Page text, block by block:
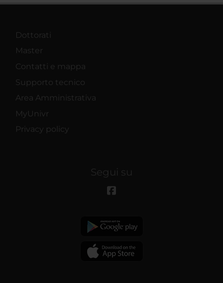
Dottorati
Master
Contatti e mappa
Supporto tecnico
Area Amministrativa
MyUnivr
Privacy policy
Segui su